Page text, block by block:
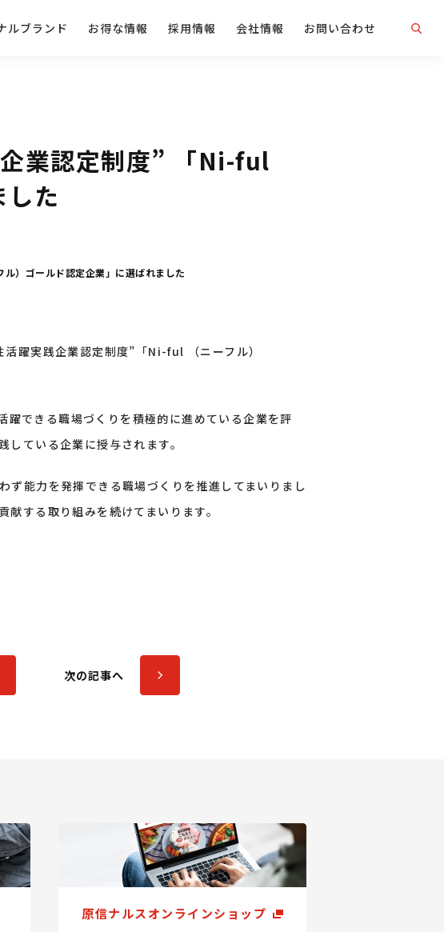
ルブランド お得な情報 採用情報 会社情報 お問い合わせ
業認定制度” 「Ni-ful
した
）ゴールド認定企業」に選ばれました
躍実践企業認定制度”「Ni-ful （ニーフル）
できる職場づくりを積極的に進めている企業を評
ている企業に授与されます。
ず能力を発揮できる職場づくりを推進してまいりまし
する取り組みを続けてまいります。
次の記事へ
原信ナルスオンラインショップ